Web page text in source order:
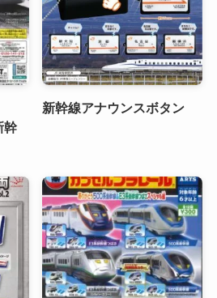
幹
新幹線アナウンスボタン